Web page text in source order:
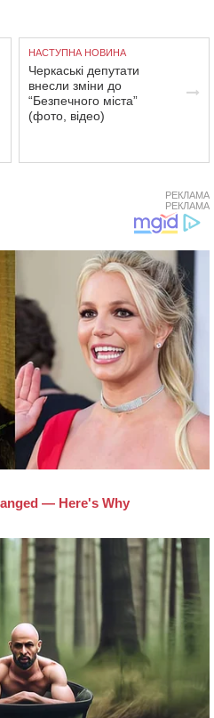
НАСТУПНА НОВИНА
Черкаські депутати
внесли зміни до
“Безпечного міста”
(фото, відео)
РЕКЛАМА
РЕКЛАМА